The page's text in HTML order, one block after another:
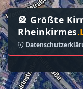
🎡 Größte
Rheinkirmes